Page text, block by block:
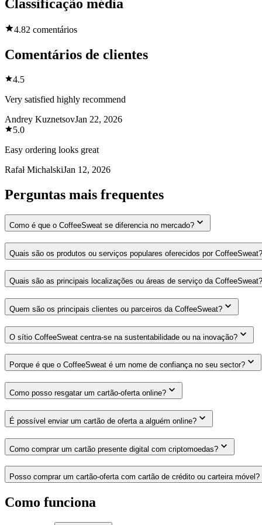
Classificação média
4.82 comentários
Comentários de clientes
4.5
Very satisfied highly recommend
Andrey KuznetsovJan 22, 2026
5.0
Easy ordering looks great
Rafał MichalskiJan 12, 2026
Perguntas mais frequentes
Como é que o CoffeeSweat se diferencia no mercado?
Quais são os produtos ou serviços populares oferecidos por CoffeeSweat?
Quais são as principais localizações ou áreas de serviço da CoffeeSweat?
Quem são os principais clientes ou parceiros da CoffeeSweat?
O sítio CoffeeSweat centra-se na sustentabilidade ou na inovação?
Porque é que o CoffeeSweat é um nome de confiança no seu sector?
Como posso resgatar um cartão-oferta online?
É possível enviar um cartão de oferta a alguém online?
Como comprar um cartão presente digital com criptomoedas?
Posso comprar um cartão-oferta com cartão de crédito ou carteira móvel?
Como funciona